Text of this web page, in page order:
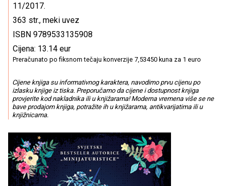
11/2017.
363 str., meki uvez
ISBN 9789533135908
Cijena: 13.14 eur
Preračunato po fiksnom tečaju konverzije 7,53450 kuna za 1 euro
Cijene knjiga su informativnog karaktera, navodimo prvu cijenu po
izlasku knjige iz tiska. Preporučamo da cijene i dostupnost knjiga
provjerite kod nakladnika ili u knjižarama! Moderna vremena više se ne
bave prodajom knjiga, potražite ih u knjižarama, antikvarijatima ili u
knjižnicama.